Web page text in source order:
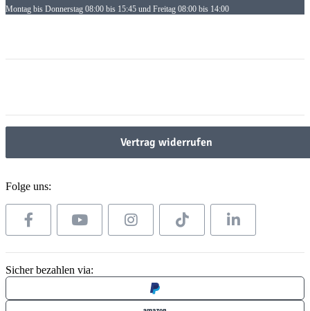
Montag bis Donnerstag 08:00 bis 15:45 und Freitag 08:00 bis 14:00
Vertrag widerrufen
Folge uns:
Sicher bezahlen via: